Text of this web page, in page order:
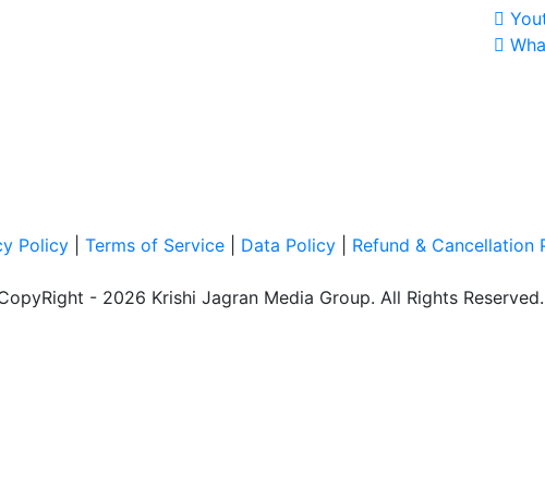
Policy| Terms of Service| Data Policy| Refund & Cancellation
- 2026 Krishi Jagran Media Group. All Rights Reserved.